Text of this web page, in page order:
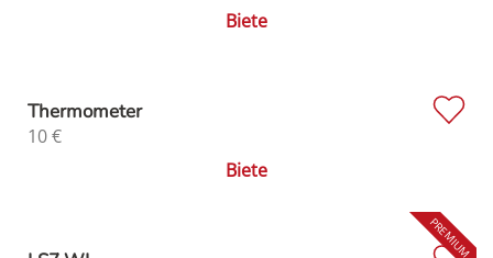
Biete
Thermometer
10€
Biete